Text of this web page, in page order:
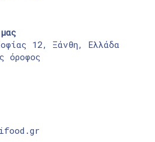
12, Ξάνθη, Ελλάδα
όροφος